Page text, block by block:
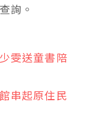
詢。
雯送童書陪
串起原住民